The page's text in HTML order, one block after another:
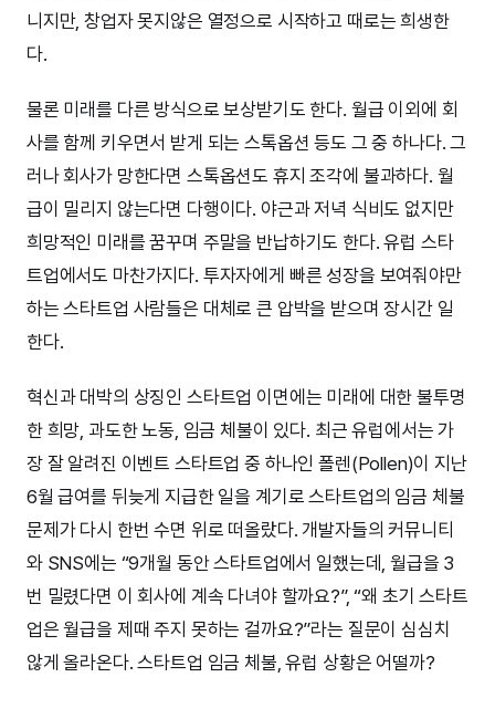
니지만, 창업자 못지않은 열정으로 시작하고 때로는 희생한
다.
물론 미래를 다른 방식으로 보상받기도 한다. 월급 이외에 회
사를 함께 키우면서 받게 되는 스톡옵션 등도 그 중 하나다. 그
러나 회사가 망한다면 스톡옵션도 휴지 조각에 불과하다. 월
급이 밀리지 않는다면 다행이다. 야근과 저녁 식비도 없지만
희망적인 미래를 꿈꾸며 주말을 반납하기도 한다. 유럽 스타
트업에서도 마찬가지다. 투자자에게 빠른 성장을 보여줘야만
하는 스타트업 사람들은 대체로 큰 압박을 받으며 장시간 일
한다.
혁신과 대박의 상징인 스타트업 이면에는 미래에 대한 불투명
한 희망, 과도한 노동, 임금 체불이 있다. 최근 유럽에서는 가
장 잘 알려진 이벤트 스타트업 중 하나인 폴렌(Pollen)이 지난
6월 급여를 뒤늦게 지급한 일을 계기로 스타트업의 임금 체불
문제가 다시 한번 수면 위로 떠올랐다. 개발자들의 커뮤니티
와 SNS에는 “9개월 동안 스타트업에서 일했는데, 월급을 3
번 밀렸다면 이 회사에 계속 다녀야 할까요?”, “왜 초기 스타트
업은 월급을 제때 주지 못하는 걸까요?”라는 질문이 심심치
않게 올라온다. 스타트업 임금 체불, 유럽 상황은 어떨까?